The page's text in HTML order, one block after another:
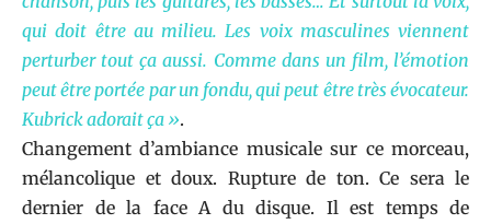
qui doit être au milieu. Les voix masculines viennent
perturber tout ça aussi. Comme dans un film, l’émotion
peut être portée par un fondu, qui peut être très évocateur.
Kubrick adorait ça ».
Changement d’ambiance musicale sur ce morceau,
mélancolique et doux. Rupture de ton. Ce sera le
dernier de la face A du disque. Il est temps de